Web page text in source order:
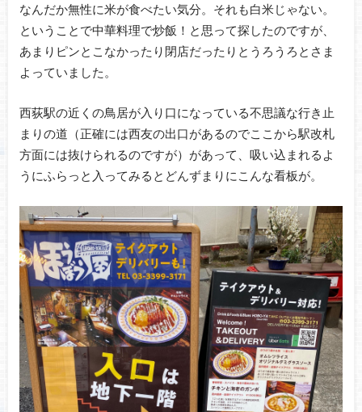
なんだか無性に米が食べたい気分。それも白米じゃない。
ということで中華料理で炒飯！と思って探したのですが、
あまりピンとこなかったり閉店だったりとうろうろとさま
よっていました。
西荻駅の近くの鳥居が入り口になっている不思議な行き止
まりの道（正確には西友の出口があるのでここから駅改札
方面には抜けられるのですが）があって、吸い込まれるよ
うにふらっと入ってみるとどんずまりにこんな看板が。